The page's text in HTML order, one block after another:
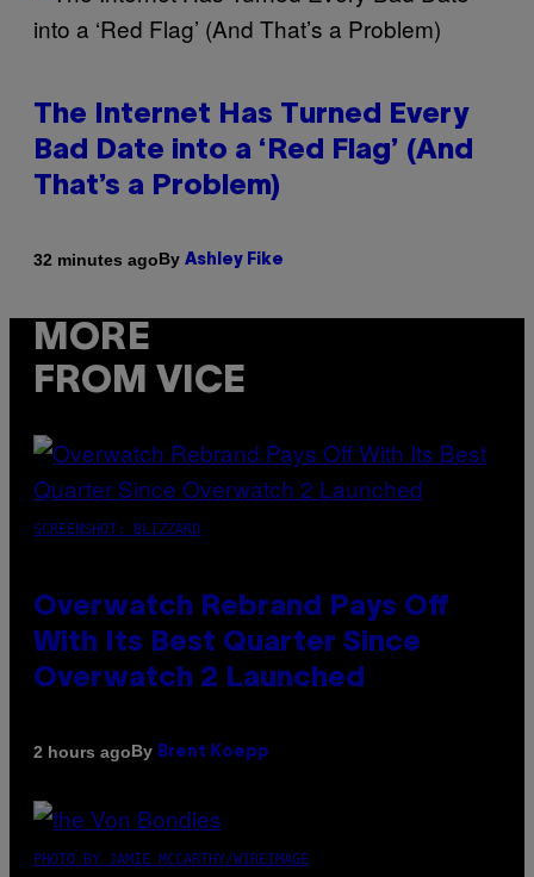
The Internet Has Turned Every
Bad Date into a ‘Red Flag’ (And
That’s a Problem)
32 minutes agoBy Ashley Fike
MORE
FROM VICE
SCREENSHOT: BLIZZARD
Overwatch Rebrand Pays Off
With Its Best Quarter Since
Overwatch 2 Launched
2 hours agoBy Brent Koepp
PHOTO BY JAMIE MCCARTHY/WIREIMAGE